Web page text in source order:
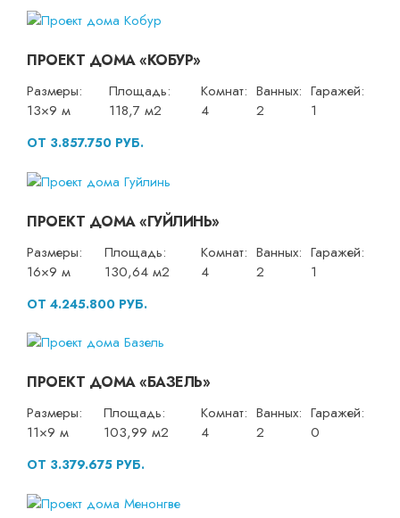
ПРОЕКТ ДОМА «КОБУР»
Размеры:
13×9 м
Площадь:
118,7 м2
Комнат:
4
Ванных:
2
Гаражей:
1
ОТ 3.857.750 РУБ.
ПРОЕКТ ДОМА «ГУЙЛИНЬ»
Размеры:
16×9 м
Площадь:
130,64 м2
Комнат:
4
Ванных:
2
Гаражей:
1
ОТ 4.245.800 РУБ.
ПРОЕКТ ДОМА «БАЗЕЛЬ»
Размеры:
11×9 м
Площадь:
103,99 м2
Комнат:
4
Ванных:
2
Гаражей:
0
ОТ 3.379.675 РУБ.